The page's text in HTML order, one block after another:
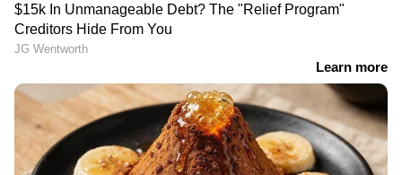
LATEST VIDEOS
സ്ത്രീ ആരോഗ്യ സംരക്ഷണത്തിൽ
രാജ്യത്ത് മാതൃകയാകാൻ